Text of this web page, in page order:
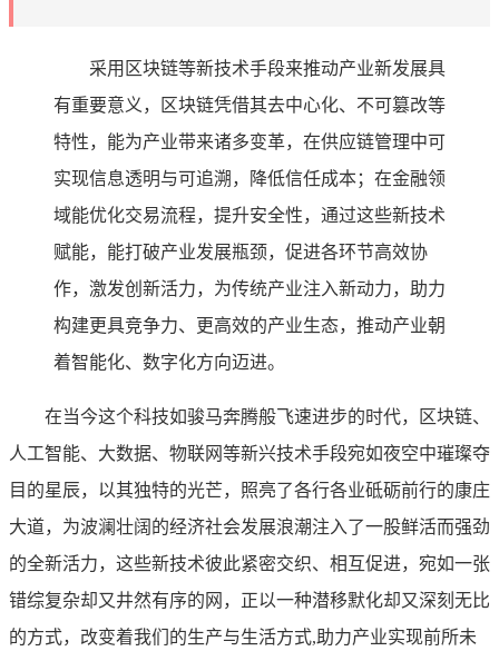
采用区块链等新技术手段来推动产业新发展具
有重要意义，区块链凭借其去中心化、不可篡改等
特性，能为产业带来诸多变革，在供应链管理中可
实现信息透明与可追溯，降低信任成本；在金融领
域能优化交易流程，提升安全性，通过这些新技术
赋能，能打破产业发展瓶颈，促进各环节高效协
作，激发创新活力，为传统产业注入新动力，助力
构建更具竞争力、更高效的产业生态，推动产业朝
着智能化、数字化方向迈进。
在当今这个科技如骏马奔腾般飞速进步的时代，区块链、
人工智能、大数据、物联网等新兴技术手段宛如夜空中璀璨夺
目的星辰，以其独特的光芒，照亮了各行各业砥砺前行的康庄
大道，为波澜壮阔的经济社会发展浪潮注入了一股鲜活而强劲
的全新活力，这些新技术彼此紧密交织、相互促进，宛如一张
错综复杂却又井然有序的网，正以一种潜移默化却又深刻无比
的方式，改变着我们的生产与生活方式,助力产业实现前所未